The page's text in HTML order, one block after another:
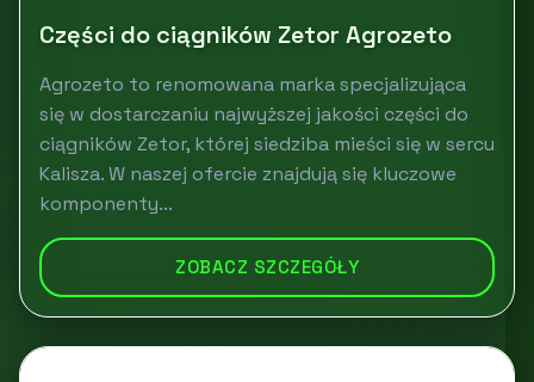
Części do ciągników Zetor Agrozeto
Agrozeto to renomowana marka specjalizująca
się w dostarczaniu najwyższej jakości części do
ciągników Zetor, której siedziba mieści się w sercu
Kalisza. W naszej ofercie znajdują się kluczowe
komponenty...
ZOBACZ SZCZEGÓŁY